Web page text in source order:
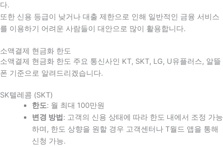
다.
또한 신용 등급이 낮거나 대출 제한으로 인해 일반적인 금융 서비스
를 이용하기 어려운 사람들이 대안으로 많이 활용합니다.
소액결제 현금화 한도
소액결제 현금화 한도 주요 통신사인 KT, SKT, LG, U유플러스, 알뜰
폰 기준으로 알려드리겠습니다.
SK텔레콤 (SKT)
한도: 월 최대 100만원
변경 방법 : 고객의 신용 상태에 따라 한도 내에서 조정 가능
하며, 한도 상향을 원할 경우 고객센터나 T월드 앱을 통해
신청 가능.